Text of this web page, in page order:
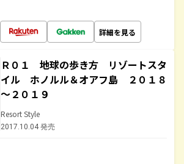
詳細を見る
Ｒ０１ 地球の歩き方 リゾートスタ
イル ホノルル＆オアフ島 ２０１８
～２０１９
Resort Style
2017.10.04 発売